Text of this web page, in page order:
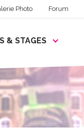
& STAGES
Photo Forum